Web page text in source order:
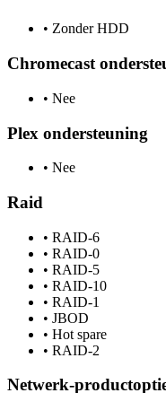
• Zonder HDD
Chromecast
• Nee
Plex ondersteuning
• Nee
Raid
• RAID-6
• RAID-0
• RAID-5
• RAID-10
• RAID-1
• JBOD
• Hot spare
• RAID-2
Netwerk-